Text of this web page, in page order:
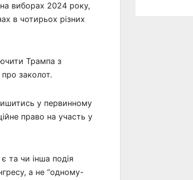
виборах 2024 року,
в чотирьох різних
Трампа з
заколот.
у первинному
право на участь у
та чи інша подія
а не “одному-